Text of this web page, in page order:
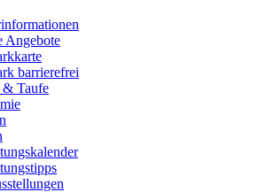
Angebote
barrierefrei
Taufe